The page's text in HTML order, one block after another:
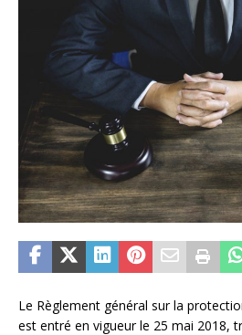
Le Règlement général sur la
est entré en vigueur le 25 mai 2018,